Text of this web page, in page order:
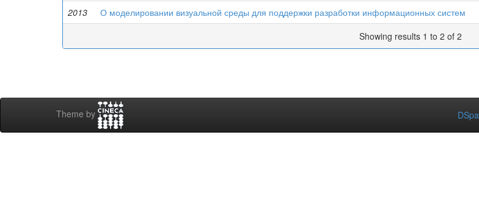
2013 О моделировании визуальной среды для поддержки разработки информационных систем
Showing results 1 to 2 of 2
Theme by